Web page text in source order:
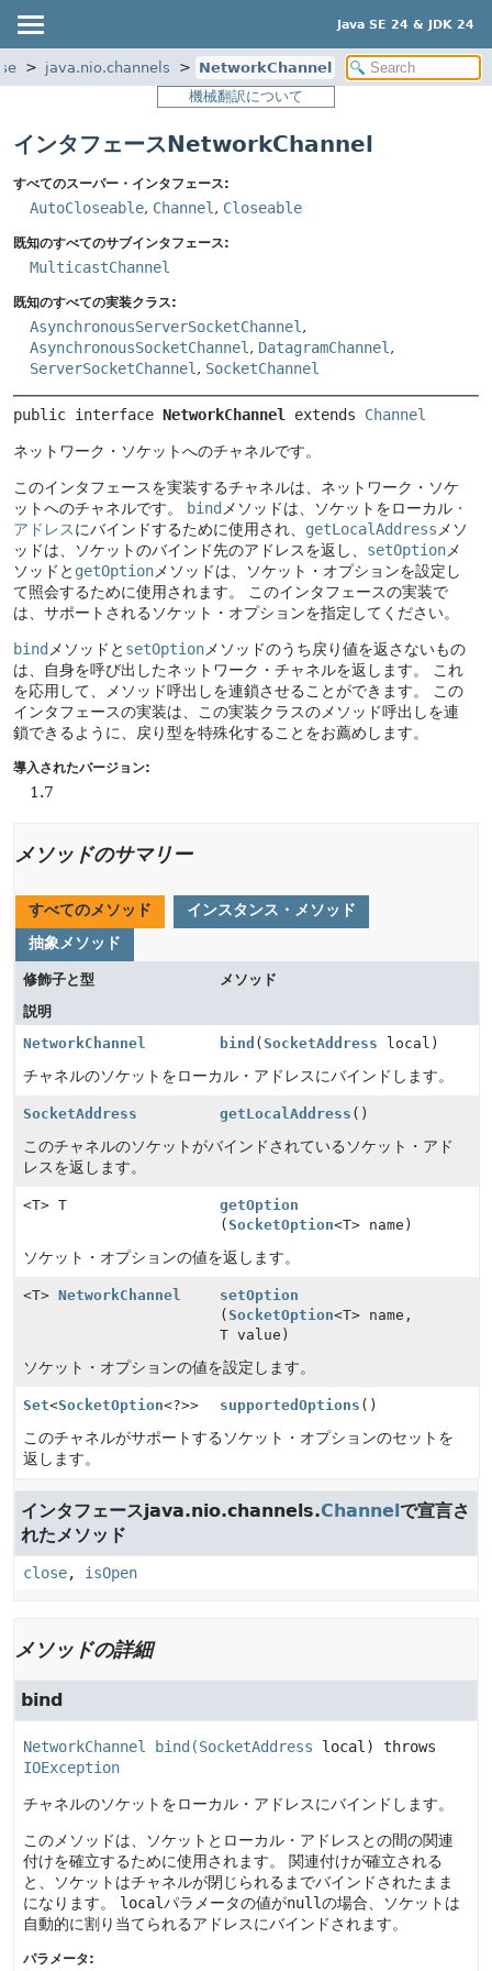
Java SE 24 & JDK 24
java.nio.channels
NetworkChannel
機械翻訳について
インタフェースNetworkChannel
すべてのスーパー・インタフェース:
AutoCloseable, Channel , Closeable
既知のすべてのサブインタフェース:
MulticastChannel
既知のすべての実装クラス:
AsynchronousServerSocketChannel ,
AsynchronousSocketChannel , DatagramChannel ,
ServerSocketChannel , SocketChannel
public interface NetworkChannel extends Channel
ネットワーク・ソケットへのチャネルです。
このインタフェースを実装するチャネルは、ネットワーク・ソケ
ットへのチャネルです。
bind メソッドは、ソケットをローカル ・
アドレスにバインドするために使用され、 getLocalAddress メソ
ッドは、ソケットのバインド先のアドレスを返し、 setOption メ
ソッドと getOption メソッドは、ソケット・オプションを設定し
て照会するために使用されます。
このインタフェースの実装で
は、サポートされるソケット・オプションを指定してください。
bind メソッドと setOption メソッドのうち戻り値を返さないもの
は、自身を呼び出したネットワーク・チャネルを返します。
これ
を応用して、メソッド呼出しを連鎖させることができます。
この
インタフェースの実装は、この実装クラスのメソッド呼出しを連
鎖できるように、戻り型を特殊化することをお薦めします。
導入されたバージョン:
1.7
メソッドのサマリー
すべてのメソッド
インスタンス・メソッド
抽象メソッド
修飾子と型
メソッド
説明
NetworkChannel
bind (SocketAddress local)
チャネルのソケットをローカル・アドレスにバインドします。
SocketAddress getLocalAddress ()
このチャネルのソケットがバインドされているソケット・アド
レスを返します。
<T> T
getOption
(SocketOption<T> name)
ソケット・オプションの値を返します。
<T> NetworkChannel
setOption
(SocketOption<T> name,
T value)
ソケット・オプションの値を設定します。
Set<SocketOption<?>> supportedOptions ()
このチャネルがサポートするソケット・オプションのセットを
返します。
インタフェースjava.nio.channels.Channelで宣言さ
れたメソッド
close, isOpen
メソッドの詳細
bind
NetworkChannel bind (SocketAddress local)
throws
IOException
チャネルのソケットをローカル・アドレスにバインドします。
このメソッドは、ソケットとローカル・アドレスとの間の関連
付けを確立するために使用されます。
関連付けが確立される
と、ソケットはチャネルが閉じられるまでバインドされたまま
になります。
localパラメータの値がnullの場合、ソケットは
自動的に割り当てられるアドレスにバインドされます。
パラメータ: